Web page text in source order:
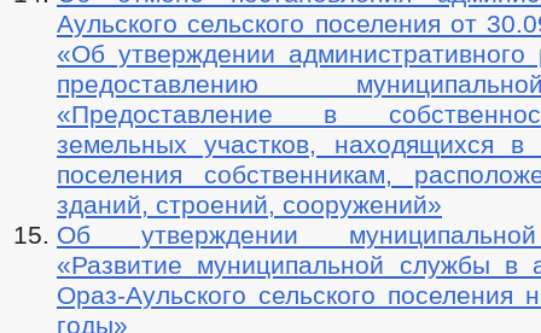
Аульского сельского поселения от
«Об утверждении административного
предоставлению
«Предоставление в
земельных участков, находящихся в
поселения собственникам,
зданий, строений, сооружений»
Об утверждении
«Развитие муниципальной службы в
Ораз-Аульского сельского поселения
годы»